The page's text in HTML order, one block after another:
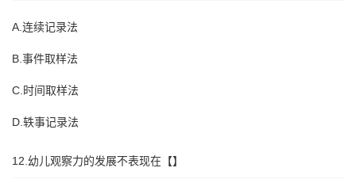
A.连续记录法
B.事件取样法
C.时间取样法
D.轶事记录法
12.幼儿观察力的发展不表现在【】